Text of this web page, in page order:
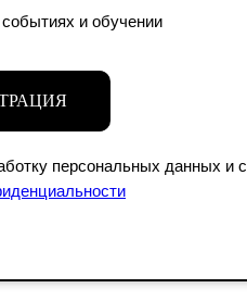
и обучении
персональных данных и